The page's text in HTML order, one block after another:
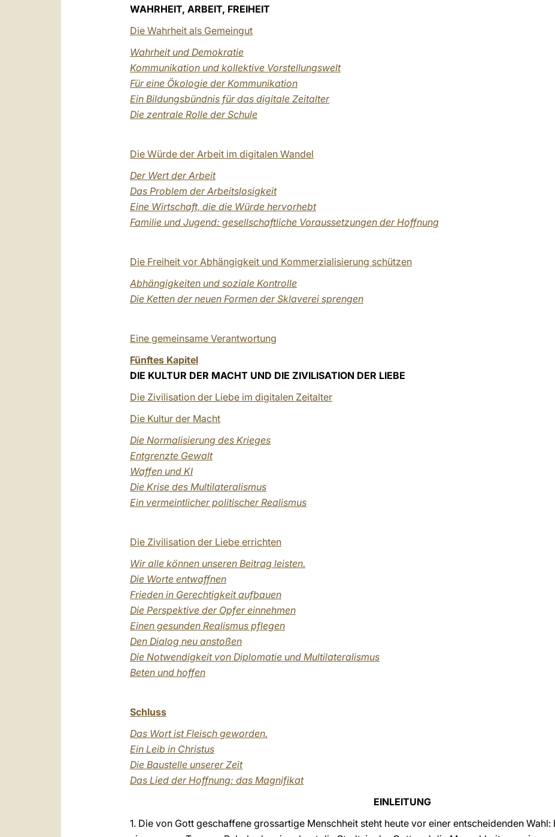
WAHRHEIT, ARBEIT, FREIHEIT
Die Wahrheit als Gemeingut
Wahrheit und Demokratie
Kommunikation und kollektive Vorstellungswelt
Für eine Ökologie der Kommunikation
Ein Bildungsbündnis für das digitale Zeitalter
Die zentrale Rolle der Schule
Die Würde der Arbeit im digitalen Wandel
Der Wert der Arbeit
Das Problem der Arbeitslosigkeit
Eine Wirtschaft, die die Würde hervorhebt
Familie und Jugend: gesellschaftliche Voraussetzungen der Hoffnung
Die Freiheit vor Abhängigkeit und Kommerzialisierung schützen
Abhängigkeiten und soziale Kontrolle
Die Ketten der neuen Formen der Sklaverei sprengen
Eine gemeinsame Verantwortung
Fünftes Kapitel
DIE KULTUR DER MACHT UND DIE ZIVILISATION DER LIEBE
Die Zivilisation der Liebe im digitalen Zeitalter
Die Kultur der Macht
Die Normalisierung des Krieges
Entgrenzte Gewalt
Waffen und KI
Die Krise des Multilateralismus
Ein vermeintlicher politischer Realismus
Die Zivilisation der Liebe errichten
Wir alle können unseren Beitrag leisten.
Die Worte entwaffnen
Frieden in Gerechtigkeit aufbauen
Die Perspektive der Opfer einnehmen
Einen gesunden Realismus pflegen
Den Dialog neu anstoßen
Die Notwendigkeit von Diplomatie und Multilateralismus
Beten und hoffen
Schluss
Das Wort ist Fleisch geworden.
Ein Leib in Christus
Die Baustelle unserer Zeit
Das Lied der Hoffnung: das Magnifikat
EINLEITUNG
1. Die von Gott geschaffene grossartige Menschheit steht heute vor einer entscheidenden